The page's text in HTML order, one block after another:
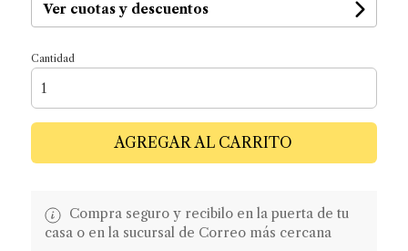
Ver cuotas y descuentos
Cantidad
AGREGAR AL CARRITO
Compra seguro y recibilo en la puerta de tu
casa o en la sucursal de Correo más cercana